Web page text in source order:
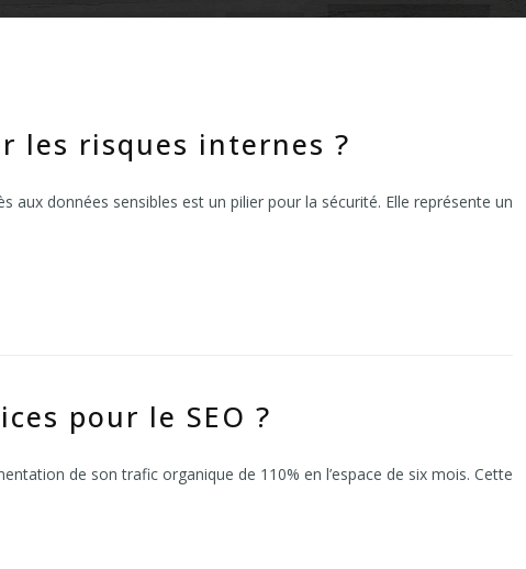
les risques internes ?
aux données sensibles est un pilier pour la sécurité. Elle représente un
pour le SEO ?
de son trafic organique de 110% en l’espace de six mois. Cette